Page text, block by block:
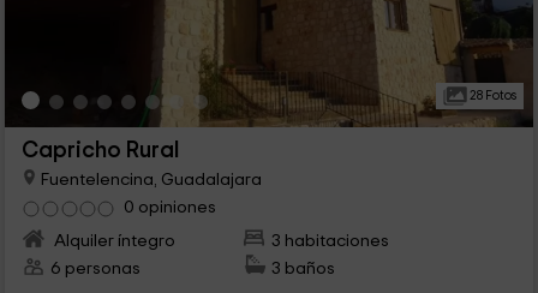
28 Fotos
Capricho Rural
Fuentelencina, Guadalajara
0 opiniones
Alquiler íntegro
3 habitaciones
6 personas
3 baños